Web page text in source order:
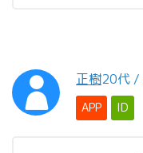
正樹20代 /
APP ID